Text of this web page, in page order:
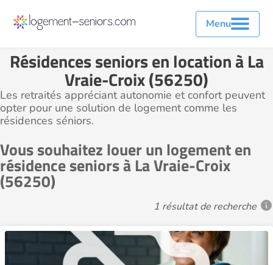
Menu
Résidences seniors en location à La
Vraie-Croix (56250)
Les retraités appréciant autonomie et confort peuvent
opter pour une solution de logement comme les
résidences séniors.
Vous souhaitez louer un logement en
résidence seniors à La Vraie-Croix
(56250)
1 résultat de recherche